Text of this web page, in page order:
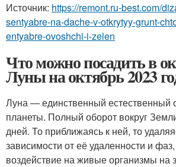
Источник: https://remont.ru-best.com/
sentyabre-na-dache-v-otkrytyy-grunt-
entyabre-ovoshchi-i-zelen
Что можно посадить в
Луны на октябрь 2023
Луна — единственный естественный
планеты. Полный оборот вокруг
дней. То приближаясь к ней, то
зависимости от её удаленности и
воздействие на живые организмы на